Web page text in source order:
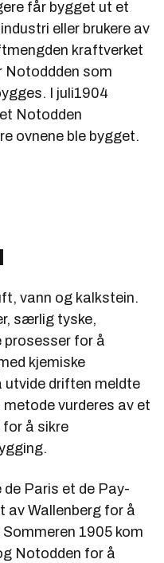
får bygget ut et
eller brukere av
kraftverket
Notoddden som
I juli1904
Notodden
ovnene ble bygget.
vann og kalkstein.
særlig tyske,
prosesser for å
kjemiske
utvide driften meldte
vurderes av et
å sikre
de Paris et de Pay-
av Wallenberg for å
1905 kom
Notodden for å